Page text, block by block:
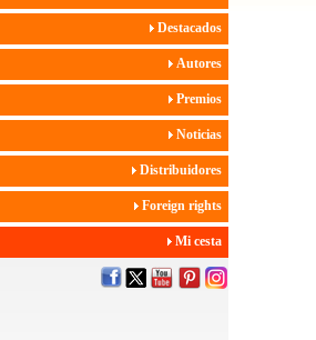
Destacados
Autores
Premios
Noticias
Distribuidores
Foreign rights
Mi cesta